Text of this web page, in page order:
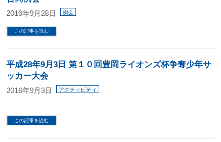
2016年9月28日 例会
この記事を読む
平成28年9月3日 第１０回豊岡ライオンズ杯争奪少年サ
ッカー大会
2016年9月3日 アクティビティ
この記事を読む